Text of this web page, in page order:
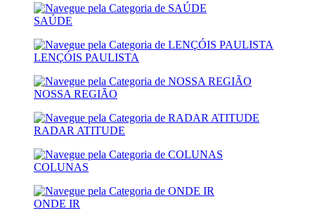
SAÚDE
LENÇÓIS PAULISTA
NOSSA REGIÃO
RADAR ATITUDE
COLUNAS
ONDE IR